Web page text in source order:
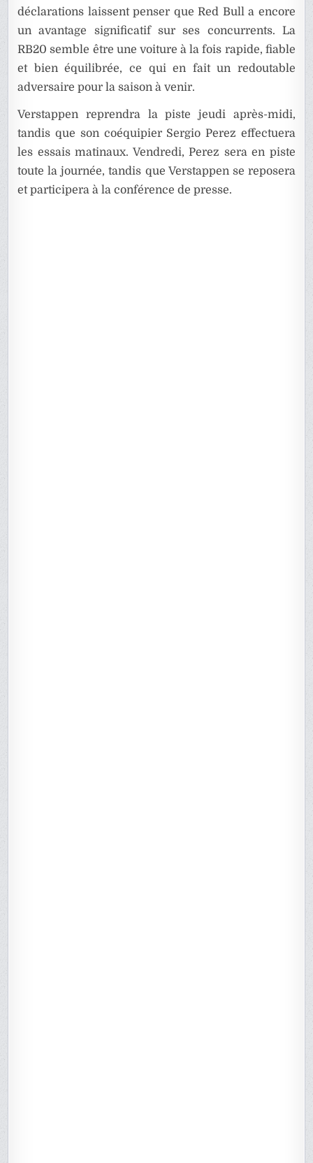
déclarations laissent penser que Red Bull a encore
un avantage significatif sur ses concurrents. La
RB20 semble être une voiture à la fois rapide, fiable
et bien équilibrée, ce qui en fait un redoutable
adversaire pour la saison à venir.
Verstappen reprendra la piste jeudi après-midi,
tandis que son coéquipier Sergio Perez effectuera
les essais matinaux. Vendredi, Perez sera en piste
toute la journée, tandis que Verstappen se reposera
et participera à la conférence de presse.